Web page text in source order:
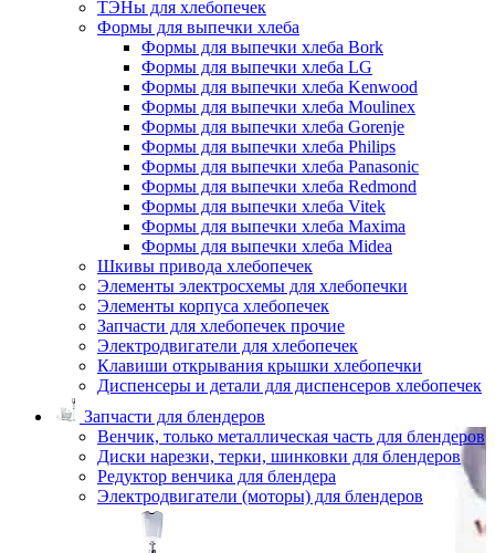
ТЭНы для хлебопечек
Формы для выпечки хлеба
Формы для выпечки хлеба Bork
Формы для выпечки хлеба LG
Формы для выпечки хлеба Kenwood
Формы для выпечки хлеба Moulinex
Формы для выпечки хлеба Gorenje
Формы для выпечки хлеба Philips
Формы для выпечки хлеба Panasonic
Формы для выпечки хлеба Redmond
Формы для выпечки хлеба Vitek
Формы для выпечки хлеба Maxima
Формы для выпечки хлеба Midea
Шкивы привода хлебопечек
Элементы электросхемы для хлебопечки
Элементы корпуса хлебопечек
Запчасти для хлебопечек прочие
Электродвигатели для хлебопечек
Клавиши открывания крышки хлебопечки
Диспенсеры и детали для диспенсеров хлебопечек
Запчасти для блендеров
Венчик, только металлическая часть для блендеров
Диски нарезки, терки, шинковки для блендеров
Редуктор венчика для блендера
Электродвигатели (моторы) для блендеров